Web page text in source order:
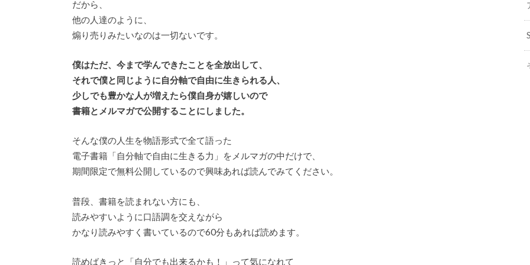
だから、
他の人達のように、
煽り売りみたいなのは一切ないです。
僕はただ、今まで学んできたことを全放出して、
それで僕と同じように自分軸で自由に生きられる人、
少しでも豊かな人が増えたら僕自身が嬉しいので
書籍とメルマガで公開することにしました。
そんな僕の人生を物語形式で全て語った
電子書籍「自分軸で自由に生きる力」をメルマガの中だけで、
期間限定で無料公開しているので興味あれば読んでみてください。
普段、書籍を読まれない方にも、
読みやすいように口語調を交えながら
かなり読みやすく書いているので60分もあれば読めます。
読めばきっと「自分でも出来るかも！」って気になれて